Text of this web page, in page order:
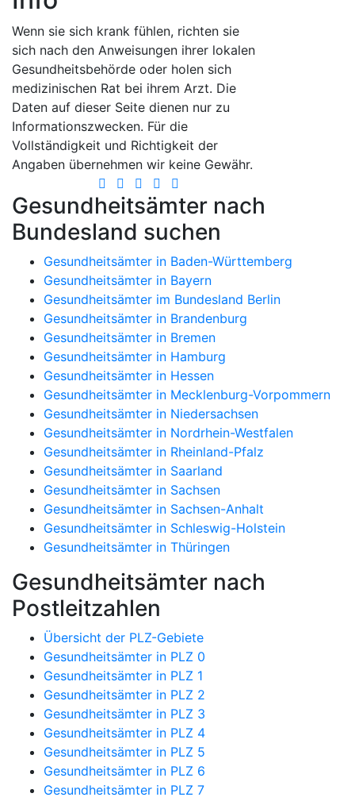
Wenn sie sich krank fühlen, richten sie
sich nach den Anweisungen ihrer lokalen
Gesundheitsbehörde oder holen sich
medizinischen Rat bei ihrem Arzt. Die
Daten auf dieser Seite dienen nur zu
Informationszwecken. Für die
Vollständigkeit und Richtigkeit der
Angaben übernehmen wir keine Gewähr.
Gesundheitsämter nach
Bundesland suchen
Gesundheitsämter in Baden-Württemberg
Gesundheitsämter in Bayern
Gesundheitsämter im Bundesland Berlin
Gesundheitsämter in Brandenburg
Gesundheitsämter in Bremen
Gesundheitsämter in Hamburg
Gesundheitsämter in Hessen
Gesundheitsämter in Mecklenburg-Vorpommern
Gesundheitsämter in Niedersachsen
Gesundheitsämter in Nordrhein-Westfalen
Gesundheitsämter in Rheinland-Pfalz
Gesundheitsämter in Saarland
Gesundheitsämter in Sachsen
Gesundheitsämter in Sachsen-Anhalt
Gesundheitsämter in Schleswig-Holstein
Gesundheitsämter in Thüringen
Gesundheitsämter nach
Postleitzahlen
Übersicht der PLZ-Gebiete
Gesundheitsämter in PLZ 0
Gesundheitsämter in PLZ 1
Gesundheitsämter in PLZ 2
Gesundheitsämter in PLZ 3
Gesundheitsämter in PLZ 4
Gesundheitsämter in PLZ 5
Gesundheitsämter in PLZ 6
Gesundheitsämter in PLZ 7